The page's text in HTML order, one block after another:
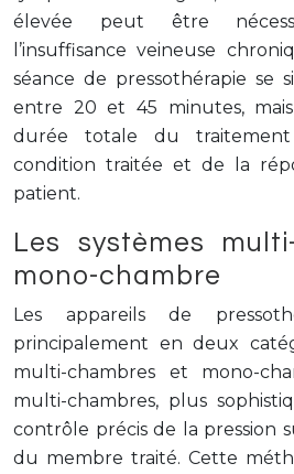
élevée peut être
l’insuffisance veineuse
séance de pressothérapie se
entre 20 et 45 minutes,
durée totale du
condition traitée et de la
patient.
Les systèmes
mono-chambre
Les appareils de
principalement en deux
multi-chambres et mono-
multi-chambres, plus
contrôle précis de la pression
du membre traité. Cette